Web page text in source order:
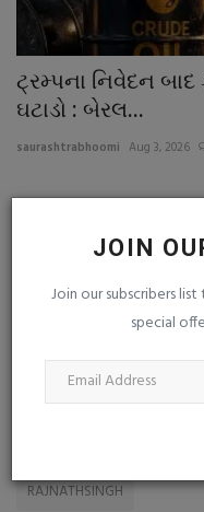
JOIN
Join our subscribers
special
ટ્રમ્પના નિવેદન
ઘટાડો : બેરલ...
saurashtrabhoomi Aug 3, 2026
TAGS
FIRST PAPERLESS JUDICIARY
EPFO's unprecedented
PARIMAL NATHWANI
RAJNATHSINGH